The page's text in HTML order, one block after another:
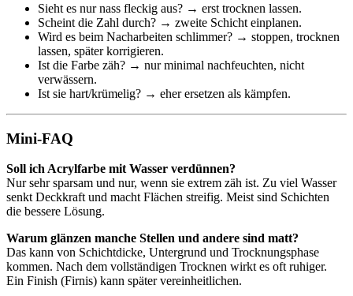
Sieht es nur nass fleckig aus? → erst trocknen lassen.
Scheint die Zahl durch? → zweite Schicht einplanen.
Wird es beim Nacharbeiten schlimmer? → stoppen, trocknen
lassen, später korrigieren.
Ist die Farbe zäh? → nur minimal nachfeuchten, nicht
verwässern.
Ist sie hart/krümelig? → eher ersetzen als kämpfen.
Mini-FAQ
Soll ich Acrylfarbe mit Wasser verdünnen?
Nur sehr sparsam und nur, wenn sie extrem zäh ist. Zu viel Wasser
senkt Deckkraft und macht Flächen streifig. Meist sind Schichten
die bessere Lösung.
Warum glänzen manche Stellen und andere sind matt?
Das kann von Schichtdicke, Untergrund und Trocknungsphase
kommen. Nach dem vollständigen Trocknen wirkt es oft ruhiger.
Ein Finish (Firnis) kann später vereinheitlichen.